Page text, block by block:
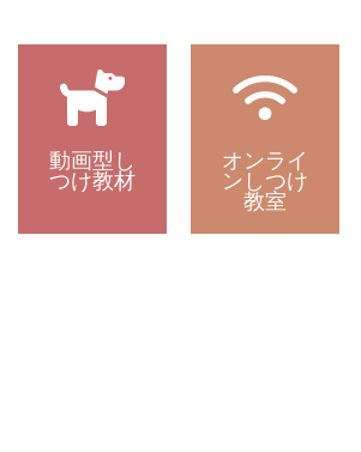
動画型し
つけ教材
オンライ
ンしつけ
教室